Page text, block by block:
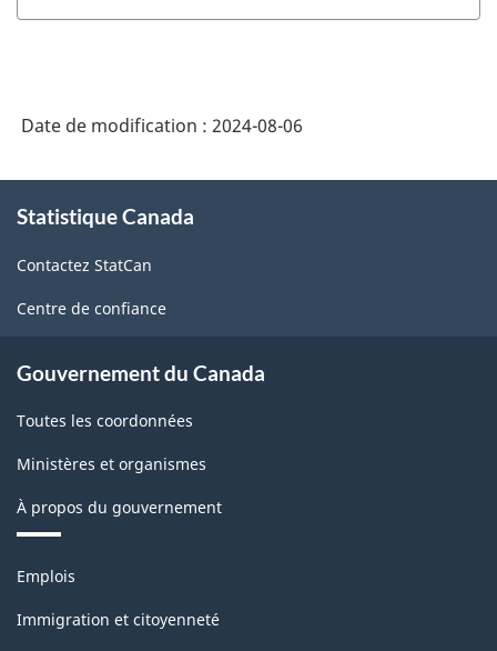
des
l'Amérique
Nord
(SCIAN)
2022
version
pour
la
production
industrielle
(selon
la
définition
Date de modification : 2024-08-06
propos
ce
site
Statistique Canada
Contactez StatCan
Centre de confiance
Gouvernement du Canada
Toutes les coordonnées
Ministères et organismes
À propos du gouvernement
Thèmes
sujets
Emplois
Immigration et citoyenneté